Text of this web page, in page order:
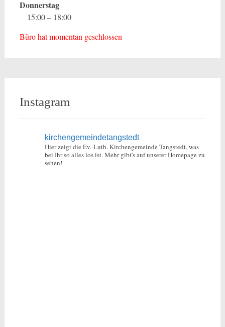
Donnerstag
15:00 – 18:00
Büro hat momentan geschlossen
Instagram
kirchengemeindetangstedt
Hier zeigt die Ev.-Luth. Kirchengemeinde Tangstedt, was
bei Ihr so alles los ist.Mehr gibt's auf unserer Homepage zu
sehen!